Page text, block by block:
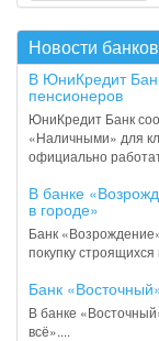
Новости банков
В ЮниКредит
пенсионеров
ЮниКредит Банк
«Наличными» для
официально
В банке
в городе»
Банк
покупку
Банк
В банке
всё»....